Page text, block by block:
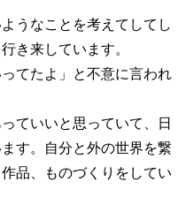
うなことを考えてしてし
き来しています。
てたよ」と不意に言われ
ていいと思っていて、日
す。自分と外の世界を繋
品、ものづくりをしてい